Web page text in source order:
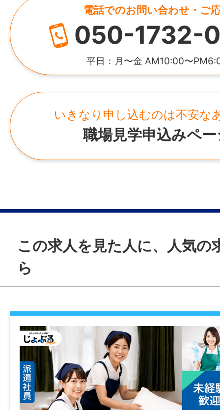
けでも⼤歓迎です。
まずはお気軽にご連絡ください。
——————
●ダブルワークや扶養内勤務も歓迎
●週3⽇〜OKで無理なく続けやすい
●作業⼿順が決まっていて覚えやすい
●清掃に集中できる静かな環境
●⾞、バイク、⾃転⾞など各種通勤OK（無
——————
就業場所
最寄り駅：JR「八幡駅」から徒歩5分
最寄り駅
給与
時給 1,210円
雇用形態
派遣社員
2,000万円
福岡県福岡市中央区天神2-3-36 404号
・福岡営業所
福岡県福岡市中央区天神2-3-36 404号
電話でのお問い合わせ・ご
050-1732-
平日：月〜金 AM10:00〜
いきなり申し込むのは不安な
職場見学申込みペ
この求人を見た人に、人気の
ら